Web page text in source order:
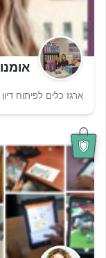
ארגז כלים לפיתוח